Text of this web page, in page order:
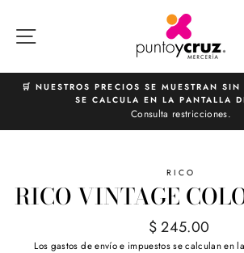
directamente
diapositivas
🛒 NUESTROS PRECIOS SE MUESTRAN
SE CALCULA EN LA PANTALLA
Consulta restricciones.
RICO
RICO VINTAGE
Precio
habitual
$ 245.00
Los gastos de envíoe impuestos se calculan en